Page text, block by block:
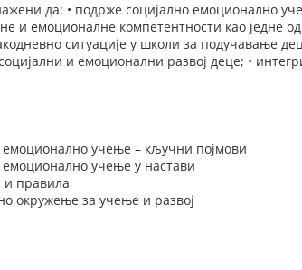
да: • подрже социјално емоционално
и емоционалне компетентности као једне
ситуације у школи за подучавање
и емоционални развој деце; •
емоционално учење – кључни појмови
емоционално учење у настави
и правила
окружење за учење и развој